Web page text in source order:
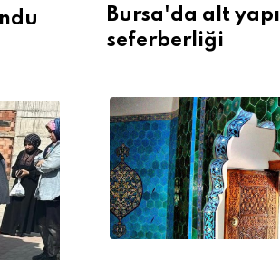
Bursa'da alt yapı
seferberliği